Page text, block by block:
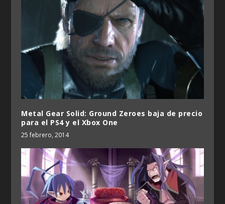
Metal Gear Solid: Ground Zeroes baja de precio
para el PS4 y el Xbox One
25 febrero, 2014